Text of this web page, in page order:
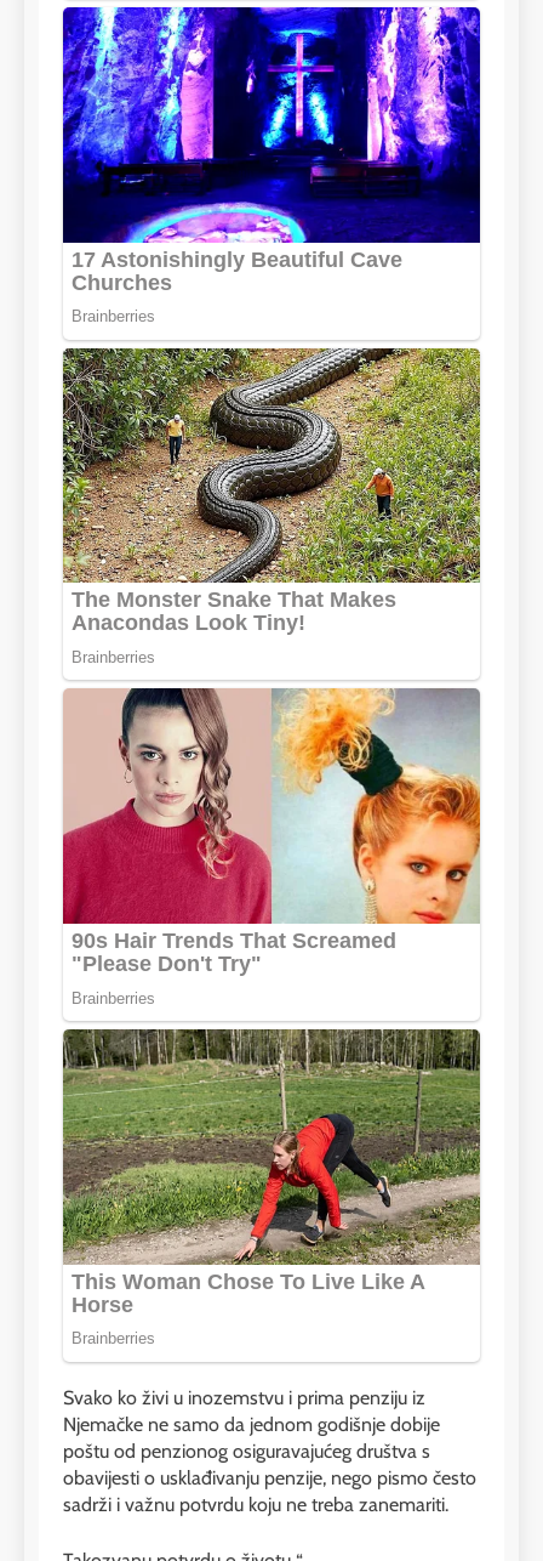
Svako ko živi u inozemstvu i prima penziju iz
Njemačke ne samo da jednom godišnje dobije
poštu od penzionog osiguravajućeg društva s
obavijesti o usklađivanju penzije, nego pismo često
sadrži i važnu potvrdu koju ne treba zanemariti.